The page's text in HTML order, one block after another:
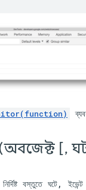
[,
নির্দিষ্ট বস্তুতে ঘটে,